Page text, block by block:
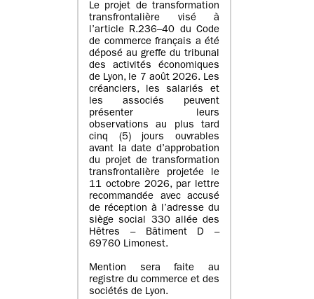
Le projet de transformation
transfrontalière visé à
l’article R.236–40 du Code
de commerce français a été
déposé au greffe du tribunal
des activités économiques
de Lyon, le 7 août 2026. Les
créanciers, les salariés et
les associés peuvent
présenter leurs
observations au plus tard
cinq (5) jours ouvrables
avant la date d’approbation
du projet de transformation
transfrontalière projetée le
11 octobre 2026, par lettre
recommandée avec accusé
de réception à l’adresse du
siège social 330 allée des
Hêtres – Bâtiment D –
69760 Limonest.
Mention sera faite au
registre du commerce et des
sociétés de Lyon.